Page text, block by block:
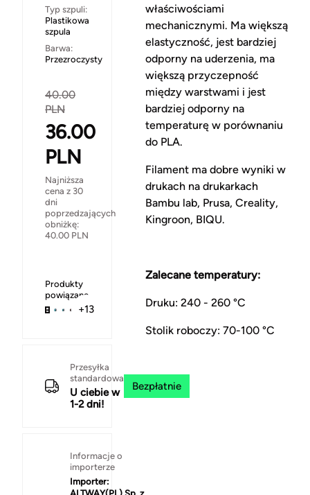
Typ szpuli:
Plastikowa
szpula
Barwa:
Przezroczysty
40.00
PLN
36.00
PLN
Najniższa
cena z 30
dni
poprzedzających
obniżkę:
40.00 PLN
Produkty
powiązane
+13
Przesyłka
standardowa
U ciebie w
1-2 dni!
Bezpłatnie
Informacje o
importerze
Importer:
właściwościami
mechanicznymi. Ma większą
elastyczność, jest bardziej
odporny na uderzenia, ma
większą przyczepność
między warstwami i jest
bardziej odporny na
temperaturę w porównaniu
do PLA.
Filament ma dobre wyniki w
drukach na drukarkach
Bambu lab, Prusa, Creality,
Kingroon, BIQU.
Zalecane temperatury:
Druku: 240 - 260 °C
Stolik roboczy: 70-100 °C